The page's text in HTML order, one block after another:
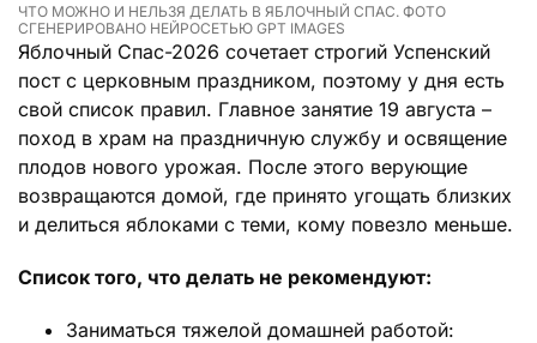
ЧТО МОЖНО И НЕЛЬЗЯ ДЕЛАТЬ В ЯБЛОЧНЫЙ СПАС. ФОТО
СГЕНЕРИРОВАНО НЕЙРОСЕТЬЮ GPT IMAGES
Яблочный Спас-2026 сочетает строгий Успенский
пост с церковным праздником, поэтому у дня есть
свой список правил. Главное занятие 19 августа –
поход в храм на праздничную службу и освящение
плодов нового урожая. После этого верующие
возвращаются домой, где принято угощать близких
и делиться яблоками с теми, кому повезло меньше.
Список того, что делать не рекомендуют:
Заниматься тяжелой домашней работой: